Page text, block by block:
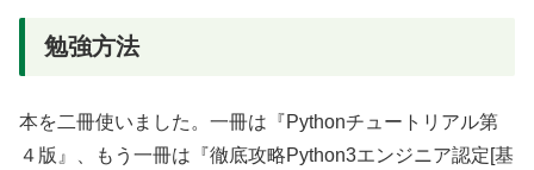
勉強方法
本を二冊使いました。一冊は『Pythonチュートリアル第
４版』、もう一冊は『徹底攻略Python3エンジニア認定[基